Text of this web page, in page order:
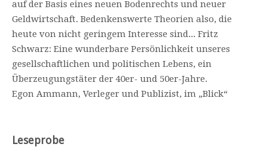
auf der Basis eines neuen Bodenrechts und neuer
Geldwirtschaft. Bedenkenswerte Theorien also, die
heute von nicht geringem Interesse sind... Fritz
Schwarz: Eine wunderbare Persönlichkeit unseres
gesellschaftlichen und politischen Lebens, ein
Überzeugungstäter der 40er- und 50er-Jahre.
Egon Ammann, Verleger und Publizist, im „Blick“
Leseprobe